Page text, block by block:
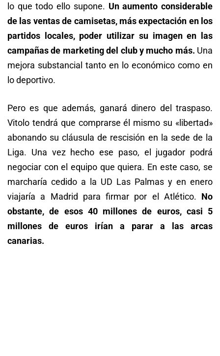
lo que todo ello supone. Un aumento considerable
de las ventas de camisetas, más expectación en los
partidos locales, poder utilizar su imagen en las
campañas de marketing del club y mucho más. Una
mejora substancial tanto en lo económico como en
lo deportivo.
Pero es que además, ganará dinero del traspaso.
Vitolo tendrá que comprarse él mismo su «libertad»
abonando su cláusula de rescisión en la sede de la
Liga. Una vez hecho ese paso, el jugador podrá
negociar con el equipo que quiera. En este caso, se
marcharía cedido a la UD Las Palmas y en enero
viajaría a Madrid para firmar por el Atlético. No
obstante, de esos 40 millones de euros, casi 5
millones de euros irían a parar a las arcas
canarias.